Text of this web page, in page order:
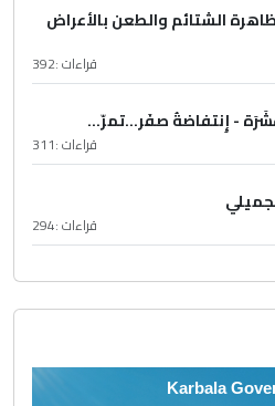
ظاهرة الشتائم والطعن بالأعراض
قراءات :392
- إِنتفاضةُ صفَر…تمرّ...
قراءات :311
قراءات :294
Karbala